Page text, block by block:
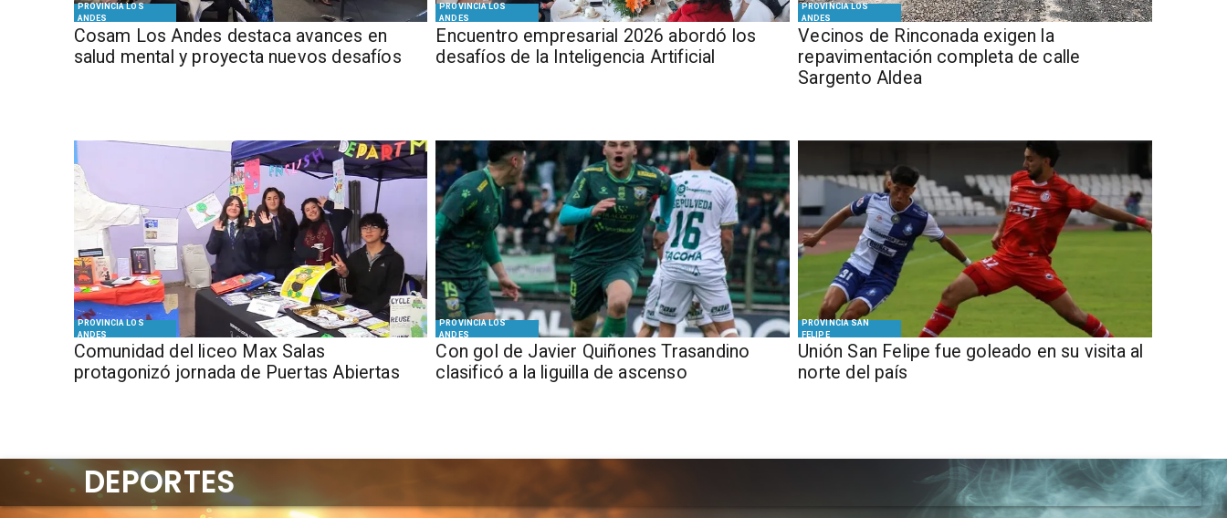
PROVINCIA LOS
ANDES
Cosam Los Andes destaca avances en
salud mental y proyecta nuevos desafíos
PROVINCIA LOS
ANDES
Encuentro empresarial 2026 abordó los
desafíos de la Inteligencia Artificial
PROVINCIA LOS
ANDES
Vecinos de Rinconada exigen la
repavimentación completa de calle
Sargento Aldea
PROVINCIA LOS
ANDES
Comunidad del liceo Max Salas
protagonizó jornada de Puertas Abiertas
PROVINCIA LOS
ANDES
Con gol de Javier Quiñones Trasandino
clasificó a la liguilla de ascenso
PROVINCIA SAN
FELIPE
Unión San Felipe fue goleado en su visita al
norte del país
DEPORTES